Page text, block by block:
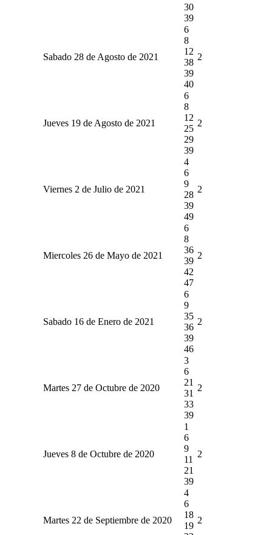
30
39
Sabado 28 de Agosto de 2021
6
8
12
38
39
40
2
Jueves 19 de Agosto de 2021
6
8
12
25
29
39
2
Viernes 2 de Julio de 2021
4
6
9
28
39
49
2
Miercoles 26 de Mayo de 2021
6
8
36
39
42
47
2
Sabado 16 de Enero de 2021
6
9
35
36
39
46
2
Martes 27 de Octubre de 2020
3
6
21
31
33
39
2
Jueves 8 de Octubre de 2020
1
6
9
11
21
39
2
Martes 22 de Septiembre de 2020
4
6
18
19
2